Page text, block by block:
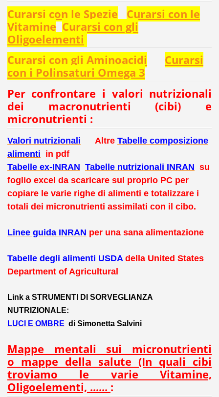
Curarsi con le Spezie
Curarsi con le
Vitamine Curarsi con gli
Oligoelementi
Curarsi con gli Aminoacidi
Curarsi
con i Polinsaturi Omega 3
Per confrontare i valori nutrizionali
dei macronutrienti (cibi) e
micronutrienti :
Valori nutrizionali Altre Tabelle composizione
alimenti in pdf
Tabelle ex-INRAN Tabelle nutrizionali INRAN su
foglio excel da scaricare sul proprio PC per
copiare le varie righe di alimenti e totalizzare i
totali dei micronutrienti assimilati con il cibo.
Linee guida INRAN per una sana alimentazione
Tabelle degli alimenti USDAdella United States
Department of Agricultural
Link a STRUMENTI DI SORVEGLIANZA
NUTRIZIONALE:
LUCI E OMBRE di Simonetta Salvini
Mappe mentali sui micronutrienti
o mappe della salute (In quali cibi
troviamo le varie Vitamine,
Oligoelementi, ...... :